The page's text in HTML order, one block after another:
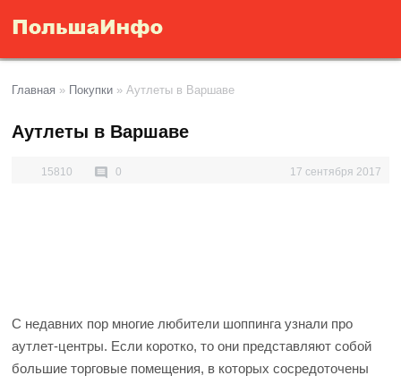
Главная » Покупки »Аутлеты в Варшаве
Аутлеты в Варшаве
15810 0 17 сентября 2017
С недавних пор многие любители шоппинга узнали про
аутлет-центры. Если коротко, то они представляют собой
большие торговые помещения, в которых сосредоточены